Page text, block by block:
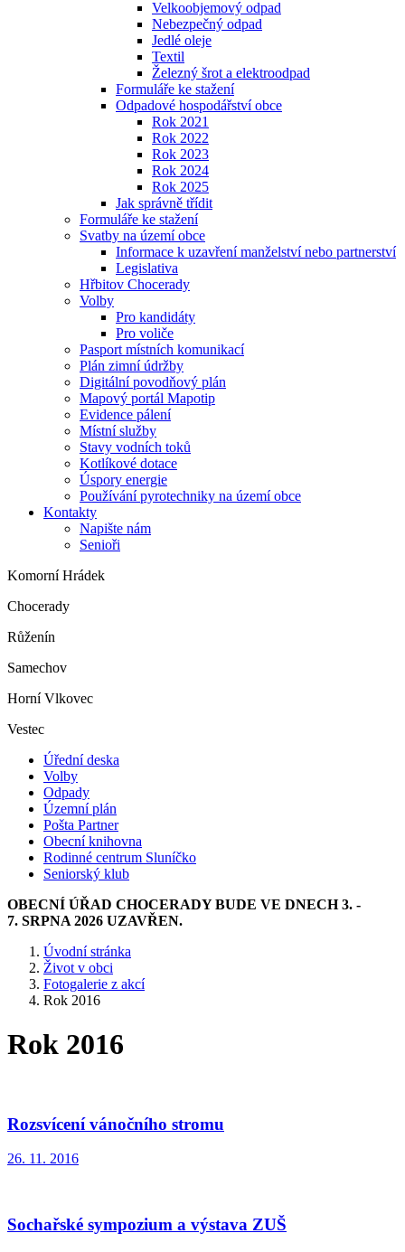
Velkoobjemový odpad
Nebezpečný odpad
Jedlé oleje
Textil
Železný šrot a elektroodpad
Formuláře ke stažení
Odpadové hospodářství obce
Rok 2021
Rok 2022
Rok 2023
Rok 2024
Rok 2025
Jak správně třídit
Formuláře ke stažení
Svatby na území obce
Informace k uzavření manželství nebo partnerství
Legislativa
Hřbitov Chocerady
Volby
Pro kandidáty
Pro voliče
Pasport místních komunikací
Plán zimní údržby
Digitální povodňový plán
Mapový portál Mapotip
Evidence pálení
Místní služby
Stavy vodních toků
Kotlíkové dotace
Úspory energie
Používání pyrotechniky na území obce
Kontakty
Napište nám
Senioři
Komorní Hrádek
Chocerady
Růženín
Samechov
Horní Vlkovec
Vestec
Úřední deska
Volby
Odpady
Územní plán
Pošta Partner
Obecní knihovna
Rodinné centrum Sluníčko
Seniorský klub
OBECNÍ ÚŘAD CHOCERADY BUDE VE DNECH 3. -
7. SRPNA 2026 UZAVŘEN.
Úvodní stránka
Život v obci
Fotogalerie z akcí
Rok 2016
Rok 2016
Rozsvícení vánočního stromu
26. 11. 2016
Sochařské sympozium a výstava ZUŠ